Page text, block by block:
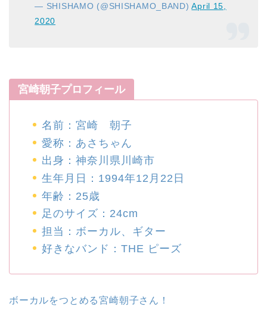
— SHISHAMO (@SHISHAMO_BAND)April 15,
2020
宮崎朝子プロフィール
名前：宮崎 朝子
愛称：あさちゃん
出身：神奈川県川崎市
生年月日：1994年12月22日
年齢：25歳
足のサイズ：24cm
担当：ボーカル、ギター
好きなバンド：THE ピーズ
ボーカルをつとめる宮崎朝子さん！